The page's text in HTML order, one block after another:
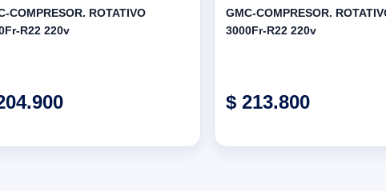
COMPRESOR. ROTATIVO
R22 220v
GMC-COMPRESOR.
3000Fr-R22 220v
$ 213.800